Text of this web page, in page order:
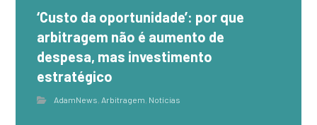
‘Custo da oportunidade’: por que
arbitragem não é aumento de
despesa, mas investimento
estratégico
AdamNews, Arbitragem, Notícias